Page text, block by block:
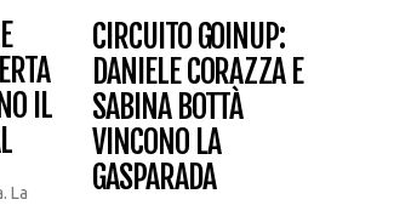
IL
La
CIRCUITO GOINUP:
DANIELE CORAZZA E
SABINA BOTTÀ
VINCONO LA
GASPARADA